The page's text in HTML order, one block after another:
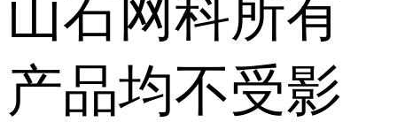
山石网科所有
产品均不受影